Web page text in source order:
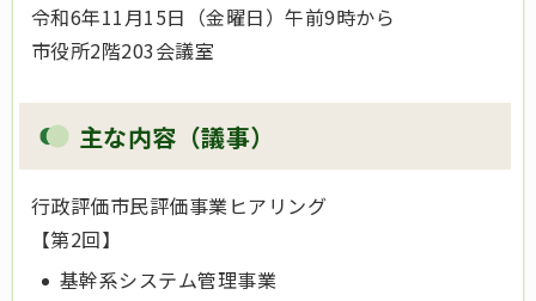
令和6年11月15日（金曜日）午前9時から
市役所2階203会議室
主な内容（議事）
行政評価市民評価事業ヒアリング
【第2回】
基幹系システム管理事業